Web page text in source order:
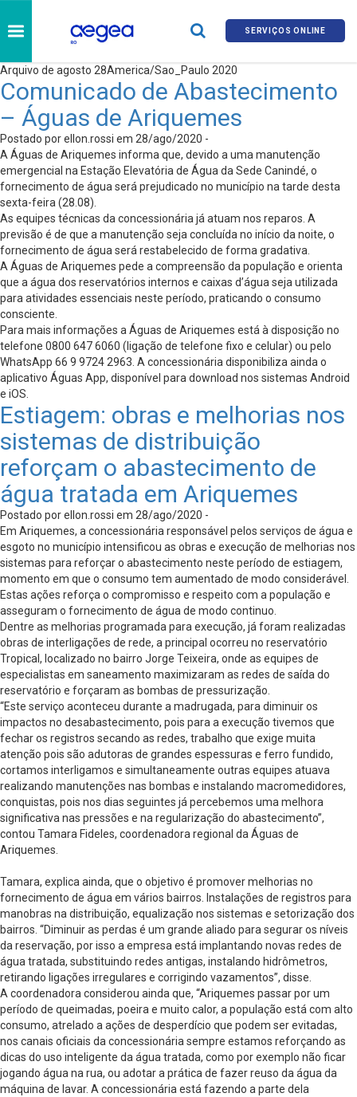
SERVIÇOS ONLINE
Arquivo de agosto 28America/Sao_Paulo 2020
Comunicado de Abastecimento
– Águas de Ariquemes
Postado por ellon.rossi em 28/ago/2020 -
A Águas de Ariquemes informa que, devido a uma manutenção
emergencial na Estação Elevatória de Água da Sede Canindé, o
fornecimento de água será prejudicado no município na tarde desta
sexta-feira (28.08).
As equipes técnicas da concessionária já atuam nos reparos. A
previsão é de que a manutenção seja concluída no início da noite, o
fornecimento de água será restabelecido de forma gradativa.
A Águas de Ariquemes pede a compreensão da população e orienta
que a água dos reservatórios internos e caixas d’água seja utilizada
para atividades essenciais neste período, praticando o consumo
consciente.
Para mais informações a Águas de Ariquemes está à disposição no
telefone 0800 647 6060 (ligação de telefone fixo e celular) ou pelo
WhatsApp 66 9 9724 2963. A concessionária disponibiliza ainda o
aplicativo Águas App, disponível para download nos sistemas Android
e iOS.
Estiagem: obras e melhorias nos
sistemas de distribuição
reforçam o abastecimento de
água tratada em Ariquemes
Postado por ellon.rossi em 28/ago/2020 -
Em Ariquemes, a concessionária responsável pelos serviços de água e
esgoto no município intensificou as obras e execução de melhorias nos
sistemas para reforçar o abastecimento neste período de estiagem,
momento em que o consumo tem aumentado de modo considerável.
Estas ações reforça o compromisso e respeito com a população e
asseguram o fornecimento de água de modo continuo.
Dentre as melhorias programada para execução, já foram realizadas
obras de interligações de rede, a principal ocorreu no reservatório
Tropical, localizado no bairro Jorge Teixeira, onde as equipes de
especialistas em saneamento maximizaram as redes de saída do
reservatório e forçaram as bombas de pressurização.
“Este serviço aconteceu durante a madrugada, para diminuir os
impactos no desabastecimento, pois para a execução tivemos que
fechar os registros secando as redes, trabalho que exige muita
atenção pois são adutoras de grandes espessuras e ferro fundido,
cortamos interligamos e simultaneamente outras equipes atuava
realizando manutenções nas bombas e instalando macromedidores,
conquistas, pois nos dias seguintes já percebemos uma melhora
significativa nas pressões e na regularização do abastecimento”,
contou Tamara Fideles, coordenadora regional da Águas de
Ariquemes.
Tamara, explica ainda, que o objetivo é promover melhorias no
fornecimento de água em vários bairros. Instalações de registros para
manobras na distribuição, equalização nos sistemas e setorização dos
bairros. “Diminuir as perdas é um grande aliado para segurar os níveis
da reservação, por isso a empresa está implantando novas redes de
água tratada, substituindo redes antigas, instalando hidrômetros,
retirando ligações irregulares e corrigindo vazamentos”, disse.
A coordenadora considerou ainda que, “Ariquemes passar por um
período de queimadas, poeira e muito calor, a população está com alto
consumo, atrelado a ações de desperdício que podem ser evitadas,
nos canais oficiais da concessionária sempre estamos reforçando as
dicas do uso inteligente da água tratada, como por exemplo não ficar
jogando água na rua, ou adotar a prática de fazer reuso da água da
máquina de lavar. A concessionária está fazendo a parte dela